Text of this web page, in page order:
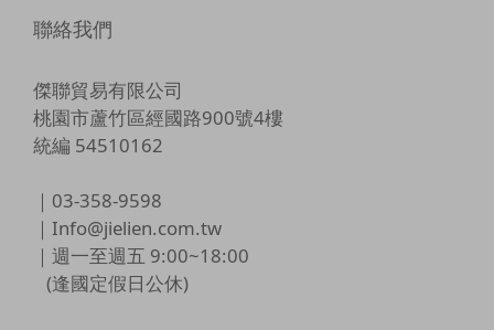
聯絡我們
傑聯貿易有限公司
桃園市蘆竹區經國路900號4樓
統編 54510162
｜03-358-9598
｜Info@jielien.com.tw
｜週一至週五 9:00~18:00
(逢國定假日公休)